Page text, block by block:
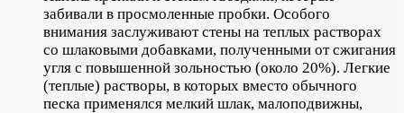
забивали в просмоленные пробки. Особого
внимания заслуживают стены на теплых растворах
со шлаковыми добавками, полученными от сжигания
угля с повышенной зольностью (около 20%). Легкие
(теплые) растворы, в которых вместо обычного
песка применялся мелкий шлак, малоподвижны,